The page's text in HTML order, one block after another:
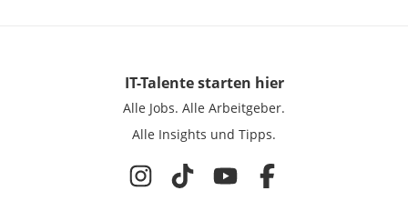
IT-Talentestarten hier
Alle Jobs. Alle Arbeitgeber.
Alle Insights und Tipps.